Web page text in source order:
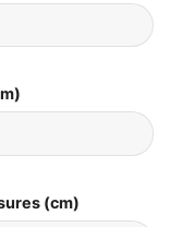
(cm)